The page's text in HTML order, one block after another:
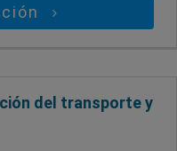
del transporte y